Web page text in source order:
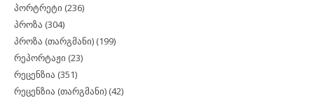
პორტრეტი (236)
პროზა (304)
პროზა (თარგმანი) (199)
რეპორტაჟი (23)
რეცენზია (351)
რეცენზია (თარგმანი) (42)